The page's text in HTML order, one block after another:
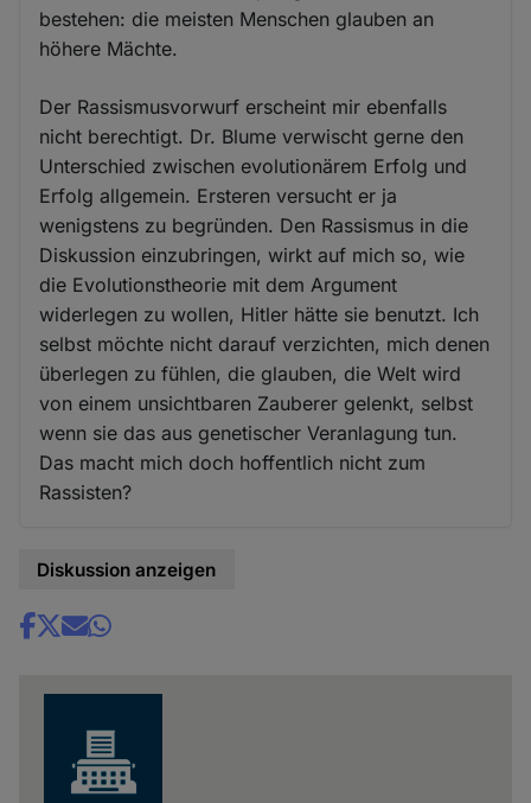
bestehen: die meisten Menschen glauben an
höhere Mächte.
Der Rassismusvorwurf erscheint mir ebenfalls
nicht berechtigt. Dr. Blume verwischt gerne den
Unterschied zwischen evolutionärem Erfolg und
Erfolg allgemein. Ersteren versucht er ja
wenigstens zu begründen. Den Rassismus in die
Diskussion einzubringen, wirkt auf mich so, wie
die Evolutionstheorie mit dem Argument
widerlegen zu wollen, Hitler hätte sie benutzt. Ich
selbst möchte nicht darauf verzichten, mich denen
überlegen zu fühlen, die glauben, die Welt wird
von einem unsichtbaren Zauberer gelenkt, selbst
wenn sie das aus genetischer Veranlagung tun.
Das macht mich doch hoffentlich nicht zum
Rassisten?
Diskussion anzeigen
Share